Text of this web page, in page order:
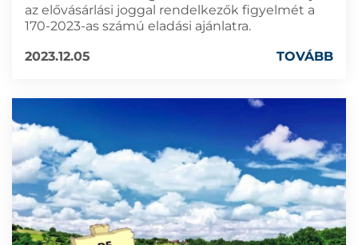
az elővásárlási joggal rendelkezők figyelmét a
170-2023-as számú eladási ajánlatra.
2023.12.05
TOVÁBB